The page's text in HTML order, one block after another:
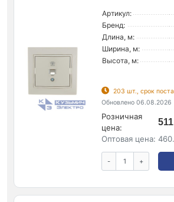
Артикул:
Бренд:
Длина, м:
Ширина, м:
Высота, м:
203 шт., срок
Обновлено 06.08.2026
Розничная
цена:
Оптовая цена:
- +